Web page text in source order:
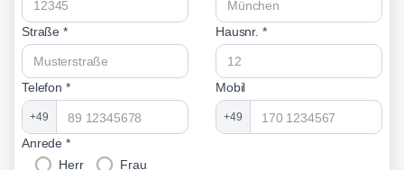
Straße * Hausnr. *
Telefon *
+49
Mobil
+49
Anrede *
Herr
Frau